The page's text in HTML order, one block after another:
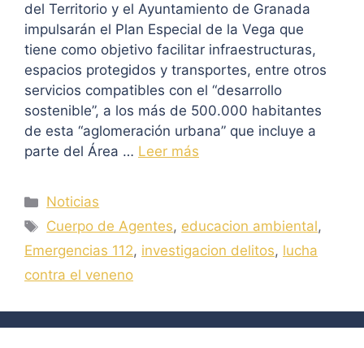
del Territorio y el Ayuntamiento de Granada
impulsarán el Plan Especial de la Vega que
tiene como objetivo facilitar infraestructuras,
espacios protegidos y transportes, entre otros
servicios compatibles con el “desarrollo
sostenible”, a los más de 500.000 habitantes
de esta “aglomeración urbana” que incluye a
parte del Área … Leer más
Categorías
Noticias
Etiquetas
Cuerpo de Agentes, educacion ambiental,
Emergencias 112, investigacion delitos, lucha
contra el veneno